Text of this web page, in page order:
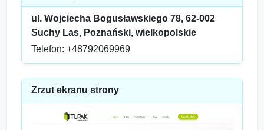
ul. Wojciecha Bogusławskiego 78, 62-002
Suchy Las, Poznański, wielkopolskie
Telefon: +48792069969
Zrzut ekranu strony